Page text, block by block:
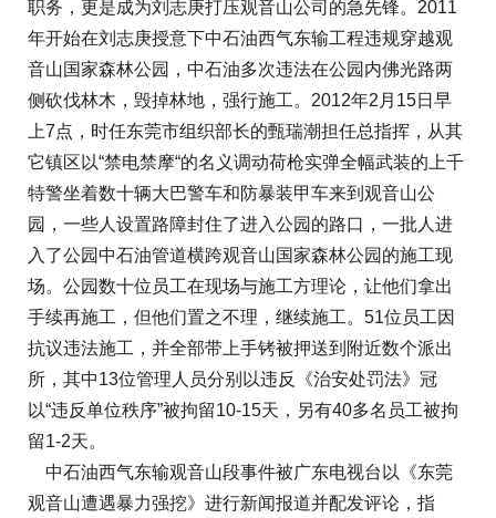
职务，更是成为刘志庚打压观音山公司的急先锋。2011
年开始在刘志庚授意下中石油西气东输工程违规穿越观
音山国家森林公园，中石油多次违法在公园内佛光路两
侧砍伐林木，毁掉林地，强行施工。2012年2月15日早
上7点，时任东莞市组织部长的甄瑞潮担任总指挥，从其
它镇区以“禁电禁摩“的名义调动荷枪实弹全幅武装的上千
特警坐着数十辆大巴警车和防暴装甲车来到观音山公
园，一些人设置路障封住了进入公园的路口，一批人进
入了公园中石油管道横跨观音山国家森林公园的施工现
场。公园数十位员工在现场与施工方理论，让他们拿出
手续再施工，但他们置之不理，继续施工。51位员工因
抗议违法施工，并全部带上手铐被押送到附近数个派出
所，其中13位管理人员分别以违反《治安处罚法》冠
以“违反单位秩序”被拘留10-15天，另有40多名员工被拘
留1-2天。
中石油西气东输观音山段事件被广东电视台以《东莞
观音山遭遇暴力强挖》进行新闻报道并配发评论，指